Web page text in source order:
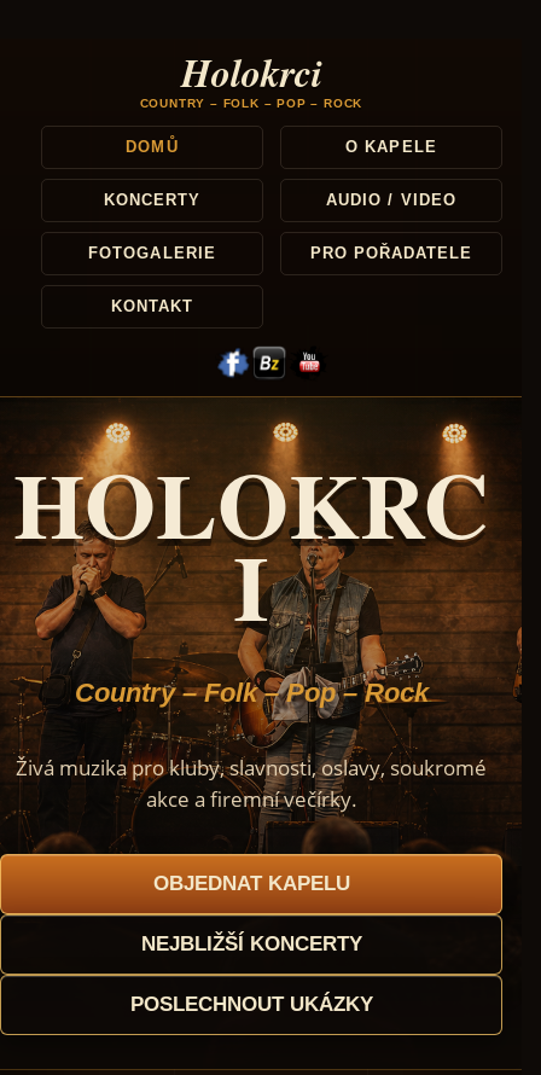
Holokrci
COUNTRY – FOLK – POP – ROCK
DOMŮ O KAPELE
KONCERTY AUDIO / VIDEO
FOTOGALERIE PRO POŘADATELE
KONTAKT
HOLOKRC
I
Country – Folk – Pop – Rock
Živá muzika pro kluby, slavnosti, oslavy, soukromé
akce a firemní večírky.
OBJEDNAT KAPELU
NEJBLIŽŠÍ KONCERTY
POSLECHNOUT UKÁZKY